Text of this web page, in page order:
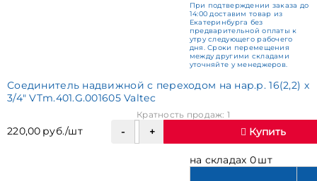
При подтверждении заказа до
14:00 доставим товар из
Екатеринбурга без
предварительной оплаты к
утру следующего рабочего
дня. Сроки перемещения
между другими складами
уточняйте у менеджеров.
Соединитель надвижной с переходом на нар.р. 16(2,2) х
3/4" VTm.401.G.001605 Valtec
220,00 руб./шт
Кратность продаж: 1
Купить
на складах 0 шт